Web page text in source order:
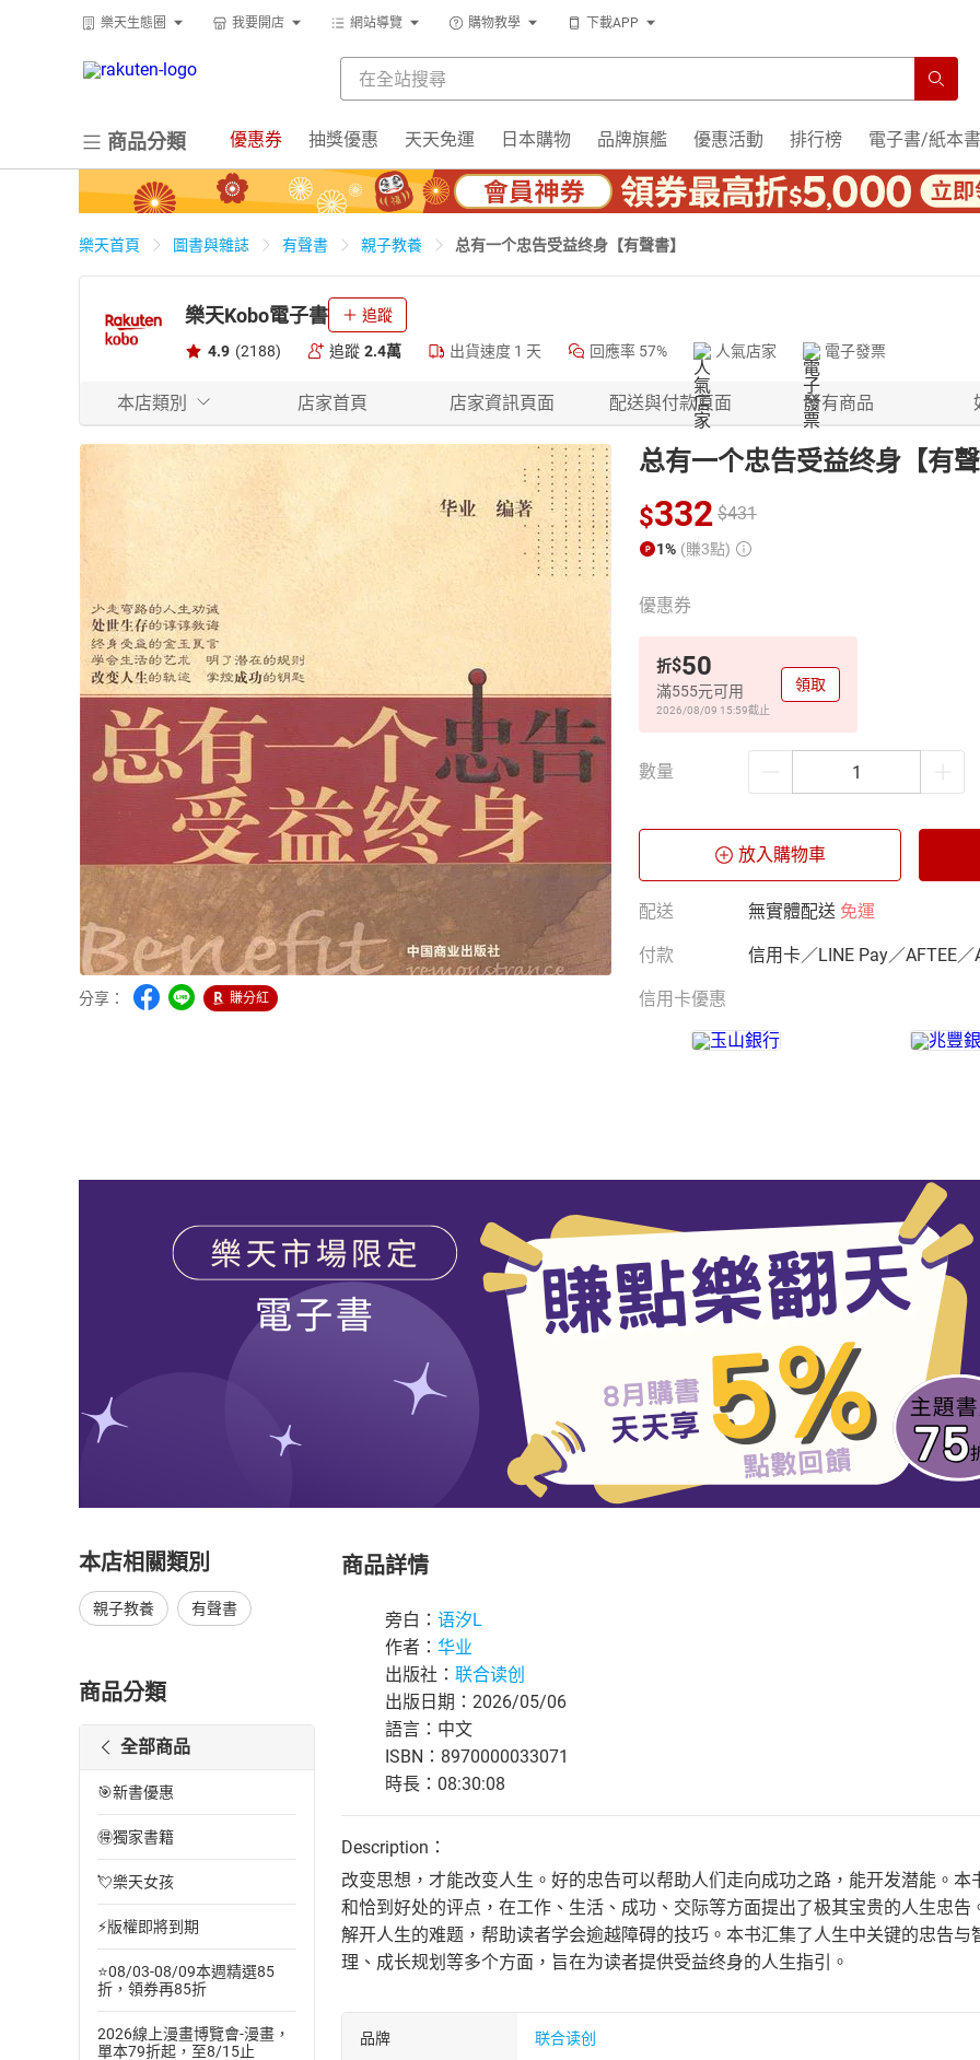
樂天生態圈 我要開店 網站導覽 購物教學 下載APP
商品分類 優惠券 抽獎優惠 天天免運 日本購物 品牌旗艦 優惠活動 排行榜 電子書/紙本書
樂天首頁 圖書與雜誌 有聲書 親子教養 总有一个忠告受益终身【有聲書】
樂天Kobo電子書 追蹤
4.9 (2188) 追蹤 2.4萬 出貨速度 1 天 回應率 57% 人氣店家 電子發票
本店類別 店家首頁 店家資訊頁面 配送與付款頁面 所有商品
分享： 賺分紅
总有一个忠告受益终身【有
$332 $431
1% (賺3點)
優惠券
折$50
滿555元可用
2026/08/09 15:59截止
領取
數量
放入購物車
配送 無實體配送 免運
付款 信用卡／LINE Pay／AFTEE／
信用卡優惠
本店相關類別
親子教養 有聲書
商品分類
全部商品
🎯新書優惠
🉐獨家書籍
💘樂天女孩
⚡版權即將到期
⭐08/03-08/09本週精選85
折，領券再85折
2026線上漫畫博覽會-漫畫，
單本79折起，至8/15止
商品詳情
旁白： 语汐L
作者： 华业
出版社： 联合读创
出版日期：2026/05/06
語言：中文
ISBN：8970000033071
時長：08:30:08
Description：
改变思想，才能改变人生。好的忠告可以帮助人们走向成功之路，能开发潜能。
和恰到好处的评点，在工作、生活、成功、交际等方面提出了极其宝贵的人生忠
解开人生的难题，帮助读者学会逾越障碍的技巧。本书汇集了人生中关键的忠告
理、成长规划等多个方面，旨在为读者提供受益终身的人生指引。
品牌 联合读创